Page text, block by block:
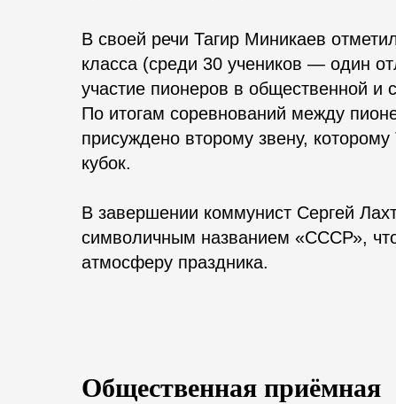
В своей речи Тагир Миникаев
класса (среди 30 учеников — один
участие пионеров в общественной и
По итогам соревнований между
присуждено второму звену,
кубок.
В завершении коммунист Сергей
символичным названием «СССР»,
атмосферу праздника.
Общественная приёмная